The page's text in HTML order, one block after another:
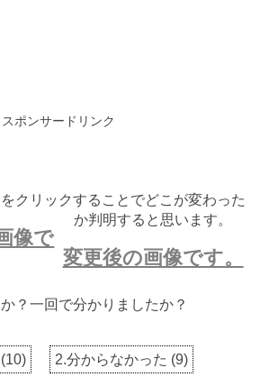
スポンサードリンク
クリックすることでどこが変わった
か判明すると思います。
像で
変更後の画像です。
？一回で分かりましたか？
(10) 2.分からなかった (9)